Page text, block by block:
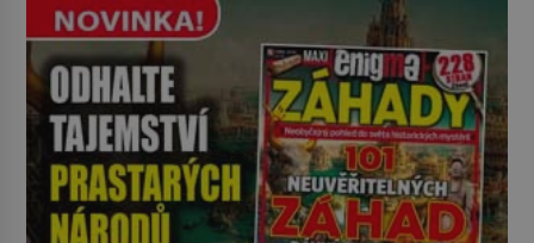
začne okamžitě produkovat vlastní
děsivé iluze. Představte si místnost,
kde zmizí veškerý šum světa. Žádné
auta, žádný šepot, nic. Místo
vytoužené oázy klidu však
okamžitě nastoupí hluboké
znepokojení. Lidská mysl je totiž
evolučně nastavena na neustálý
[…]